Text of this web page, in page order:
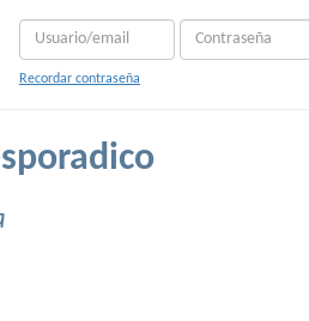
Recordar contraseña